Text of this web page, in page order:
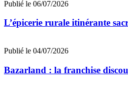
Publié le 06/07/2026
L’épicerie rurale itinérante
Publié le 04/07/2026
Bazarland : la franchise